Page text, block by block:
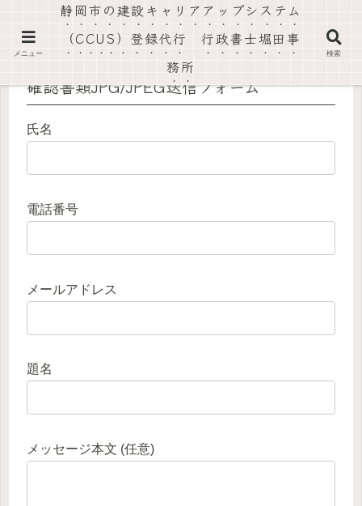
社会保険労務士法人静岡葵事務所・行政書士堀田事務所
確認書類JPG/JPEG送信フォーム
氏名
電話番号
メールアドレス
題名
メッセージ本文 (任意)
メニュー
静岡市の建設キャリアアップシステム
（CCUS）登録代行 行政書士堀田事
務所
検索